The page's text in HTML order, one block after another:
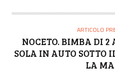
ARTICOLO
NOCETO. BIMBA DI
SOLA IN AUTO SOTTO
LA